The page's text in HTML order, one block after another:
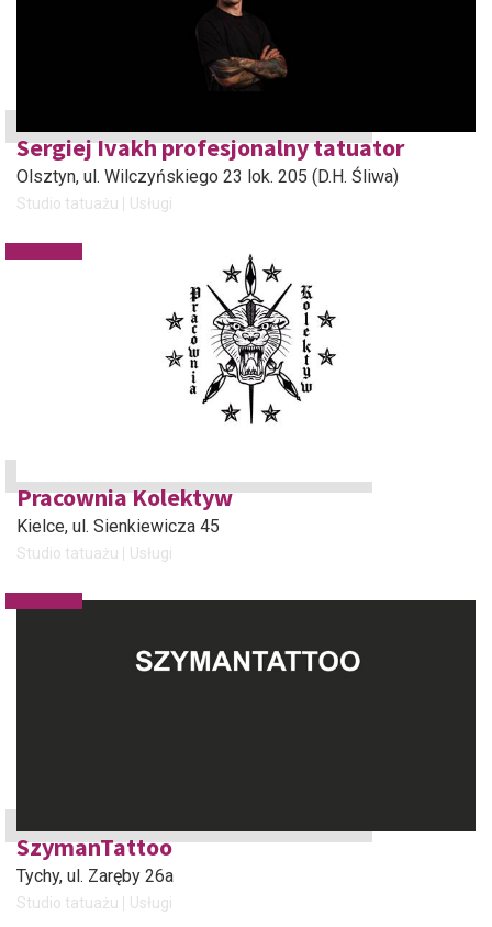
Sergiej Ivakh profesjonalny tatuator
Olsztyn, ul. Wilczyńskiego 23 lok. 205 (D.H. Śliwa)
Studio tatuażu Usługi
Pracownia Kolektyw
Kielce, ul. Sienkiewicza 45
Studio tatuażu Usługi
SzymanTattoo
Tychy, ul. Zaręby 26a
Studio tatuażu Usługi